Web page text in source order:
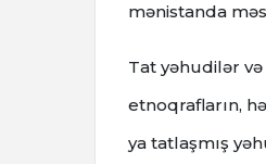
mənistanda
Tat yəhudilər
etnoqrafların,
ya tatlaşmış